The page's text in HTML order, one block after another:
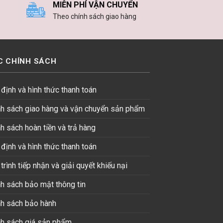
MIỄN PHÍ VẬN CHUYỂN
Theo chính sách giao hàng
CHÍNH SÁCH
và hình thức thanh toán
sách giao hàng và vận chuyển sản phẩm
sách hoàn tiền và trả hàng
và hình thức thanh toán
tiếp nhận và giải quyết khiếu nại
sách bảo mật thông tin
sách bảo hành